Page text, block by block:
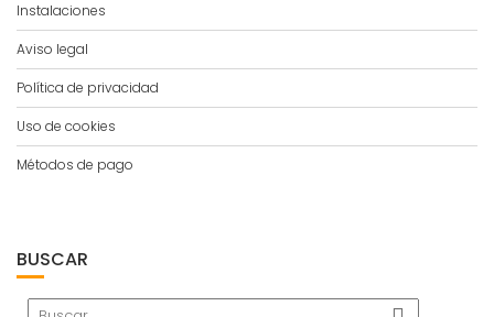
Instalaciones
Aviso legal
Política de privacidad
Uso de cookies
Métodos de pago
BUSCAR